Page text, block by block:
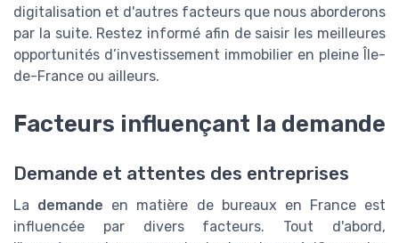
digitalisation et d'autres facteurs que nous aborderons
par la suite. Restez informé afin de saisir les meilleures
opportunités d’investissement immobilier en pleine Île-
de-France ou ailleurs.
Facteurs influençant la demande
Demande et attentes des entreprises
La demande en matière de bureaux en France est
influencée par divers facteurs. Tout d'abord,